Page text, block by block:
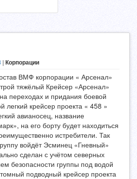
| Корпорации
ВМФ корпорации « Арсенал»
тяжёлый Крейсер «Арсенал»
переходах и придания боевой
легкий крейсер проекта « 458 »
авианосец, название
на его борту будет находиться
истребители. Так
войдёт Эсминец «Гневный»
сделан с учётом северных
безопасности группы под водой
подводный крейсер проекта